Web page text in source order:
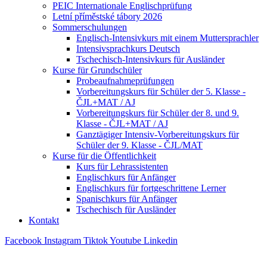
PEIC Internationale Englischprüfung
Letní příměstské tábory 2026
Sommerschulungen
Englisch-Intensivkurs mit einem Muttersprachler
Intensivsprachkurs Deutsch
Tschechisch-Intensivkurs für Ausländer
Kurse für Grundschüler
Probeaufnahmeprüfungen
Vorbereitungskurs für Schüler der 5. Klasse -
ČJL+MAT / AJ
Vorbereitungskurs für Schüler der 8. und 9.
Klasse - ČJL+MAT / AJ
Ganztägiger Intensiv-Vorbereitungskurs für
Schüler der 9. Klasse - ČJL/MAT
Kurse für die Öffentlichkeit
Kurs für Lehrassistenten
Englischkurs für Anfänger
Englischkurs für fortgeschrittene Lerner
Spanischkurs für Anfänger
Tschechisch für Ausländer
Kontakt
Facebook Instagram TiktokYoutube Linkedin